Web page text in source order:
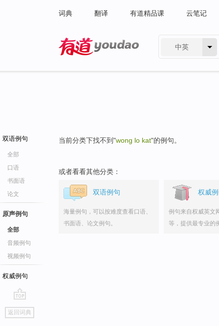
词典 翻译 有道精品课 云笔记
中英
双语例句
全部
口语
书面语
论文
原声例句
全部
音频例句
视频例句
权威例句
go
top
返回词典
当前分类下找不到"wong lo kat"的例句。
或者看看其他分类：
双语例句
海量例句，可以按难度查看口语、
书面语、论文例句。
权威
例句来自权威英文
等，提供最专业的